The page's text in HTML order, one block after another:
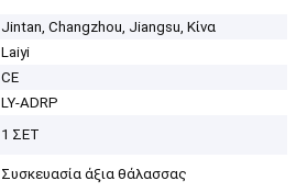
Jintan, Changzhou, Jiangsu, Κίνα
Laiyi
CE
LY-ADRP
1 ΣΕΤ
Συσκευασία άξια θάλασσας